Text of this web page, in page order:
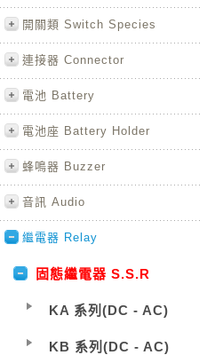
開關類 Switch Species
連接器 Connector
電池 Battery
電池座 Battery Holder
蜂鳴器 Buzzer
音訊 Audio
繼電器 Relay
固態繼電器 S.S.R
KA 系列(DC - AC)
KB 系列(DC - AC)